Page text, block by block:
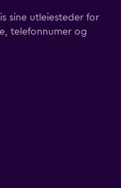
sine utleiesteder for
telefonnumer og